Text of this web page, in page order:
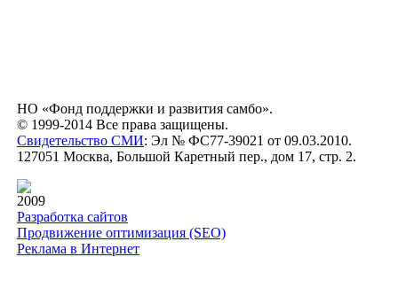
НО «Фонд поддержки и развития самбо».
© 1999-2014 Все права защищены.
Свидетельство СМИ: Эл № ФС77-39021 от 09.03.2010.
127051 Москва, Большой Каретный пер., дом 17, стр. 2.
2009
Разработка сайтов
Продвижение оптимизация (SEO)
Реклама в Интернет